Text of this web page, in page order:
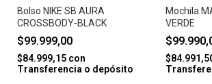
Bolso NIKE SB AURA
CROSSBODY-BLACK
$99.999,00
$84.999,15 con
Transferencia o depósito
Mochila
VERDE